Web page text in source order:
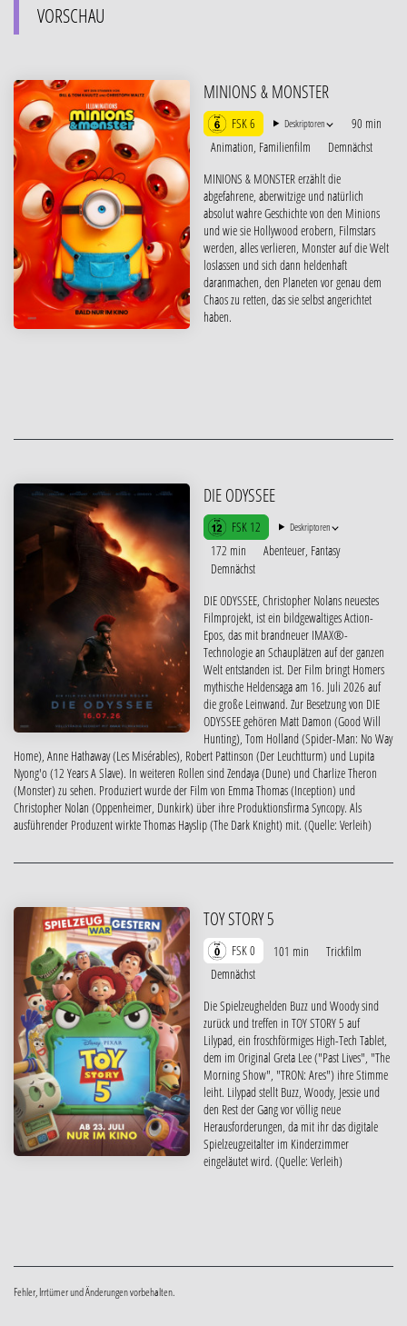
VORSCHAU
MINIONS & MONSTER
FSK 6 Deskriptoren
90 min
Animation, Familienfilm
Demnächst
MINIONS & MONSTER erzählt die
abgefahrene, aberwitzige und natürlich
absolut wahre Geschichte von den Minions
und wie sie Hollywood erobern, Filmstars
werden, alles verlieren, Monster auf die Welt
loslassen und sich dann heldenhaft
daranmachen, den Planeten vor genau dem
Chaos zu retten, das sie selbst angerichtet
haben.
DIE ODYSSEE
FSK 12 Deskriptoren
172 min
Abenteuer, Fantasy
Demnächst
DIE ODYSSEE, Christopher Nolans neuestes
Filmprojekt, ist ein bildgewaltiges Action-
Epos, das mit brandneuer IMAX®-
Technologie an Schauplätzen auf der ganzen
Welt entstanden ist. Der Film bringt Homers
mythische Heldensaga am 16. Juli 2026 auf
die große Leinwand. Zur Besetzung von DIE
ODYSSEE gehören Matt Damon (Good Will
Hunting), Tom Holland (Spider-Man: No Way
Home), Anne Hathaway (Les Misérables), Robert Pattinson (Der Leuchtturm) und Lupita
Nyong'o (12 Years A Slave). In weiteren Rollen sind Zendaya (Dune) und Charlize Theron
(Monster) zu sehen. Produziert wurde der Film von Emma Thomas (Inception) und
Christopher Nolan (Oppenheimer, Dunkirk) über ihre Produktionsfirma Syncopy. Als
ausführender Produzent wirkte Thomas Hayslip (The Dark Knight) mit. (Quelle: Verleih)
TOY STORY 5
FSK 0 101 min
Trickfilm
Demnächst
Die Spielzeughelden Buzz und Woody sind
zurück und treffen in TOY STORY 5 auf
Lilypad, ein froschförmiges High-Tech Tablet,
dem im Original Greta Lee ("Past Lives", "The
Morning Show", "TRON: Ares") ihre Stimme
leiht. Lilypad stellt Buzz, Woody, Jessie und
den Rest der Gang vor völlig neue
Herausforderungen, da mit ihr das digitale
Spielzeugzeitalter im Kinderzimmer
eingeläutet wird. (Quelle: Verleih)
Fehler, Irrtümer und Änderungen vorbehalten.